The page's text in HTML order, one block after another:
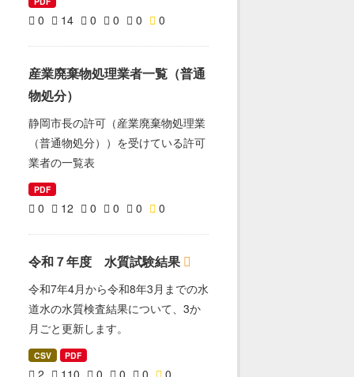
0 14 0 0 0 0
産業廃棄物処理業者一覧（普通
物処分）
静岡市長の許可（産業廃棄物処理業
（普通物処分））を受けている許可
業者の一覧表
PDF
0 12 0 0 0 0
令和７年度 水質試験結果
令和7年4月から令和8年3月までの水
道水の水質検査結果について、3か
月ごと更新します。
CSV PDF
2 110 0 0 0 0